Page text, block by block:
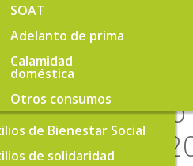
SOAT
Adelanto de prima
Calamidad
doméstica
Otros consumos
de Bienestar Social
de solidaridad
de